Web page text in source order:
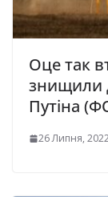
Оце так
знищили
Путіна
26 Липня,